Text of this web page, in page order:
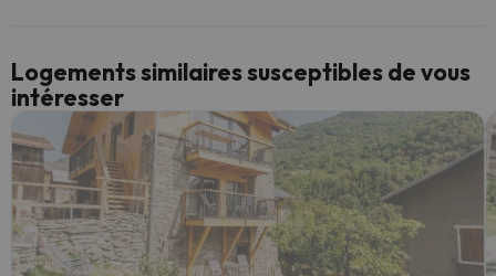
Logements similaires susceptibles de vous
intéresser